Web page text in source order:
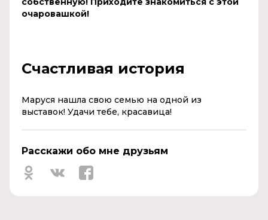
очаровашкой!
Счастливая история
Маруся нашла свою семью на одной из
выставок! Удачи тебе, красавица!
Расскажи обо мне друзьям